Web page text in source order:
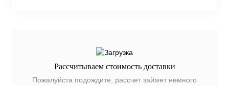
Рассчитываем стоимость доставки
Пожалуйста подождите, рассчет займет немного